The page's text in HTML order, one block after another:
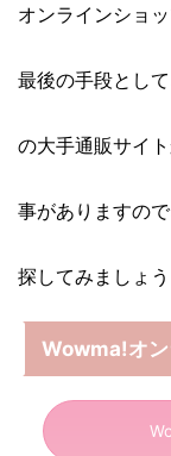
オンラインショ
最後の手段とし
の大手通販サイ
事がありますの
探してみましょう
Wowma!オ